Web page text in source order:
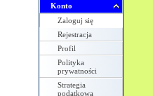
Konto
Zaloguj się
Rejestracja
Profil
Polityka
prywatności
Strategia
podatkowa